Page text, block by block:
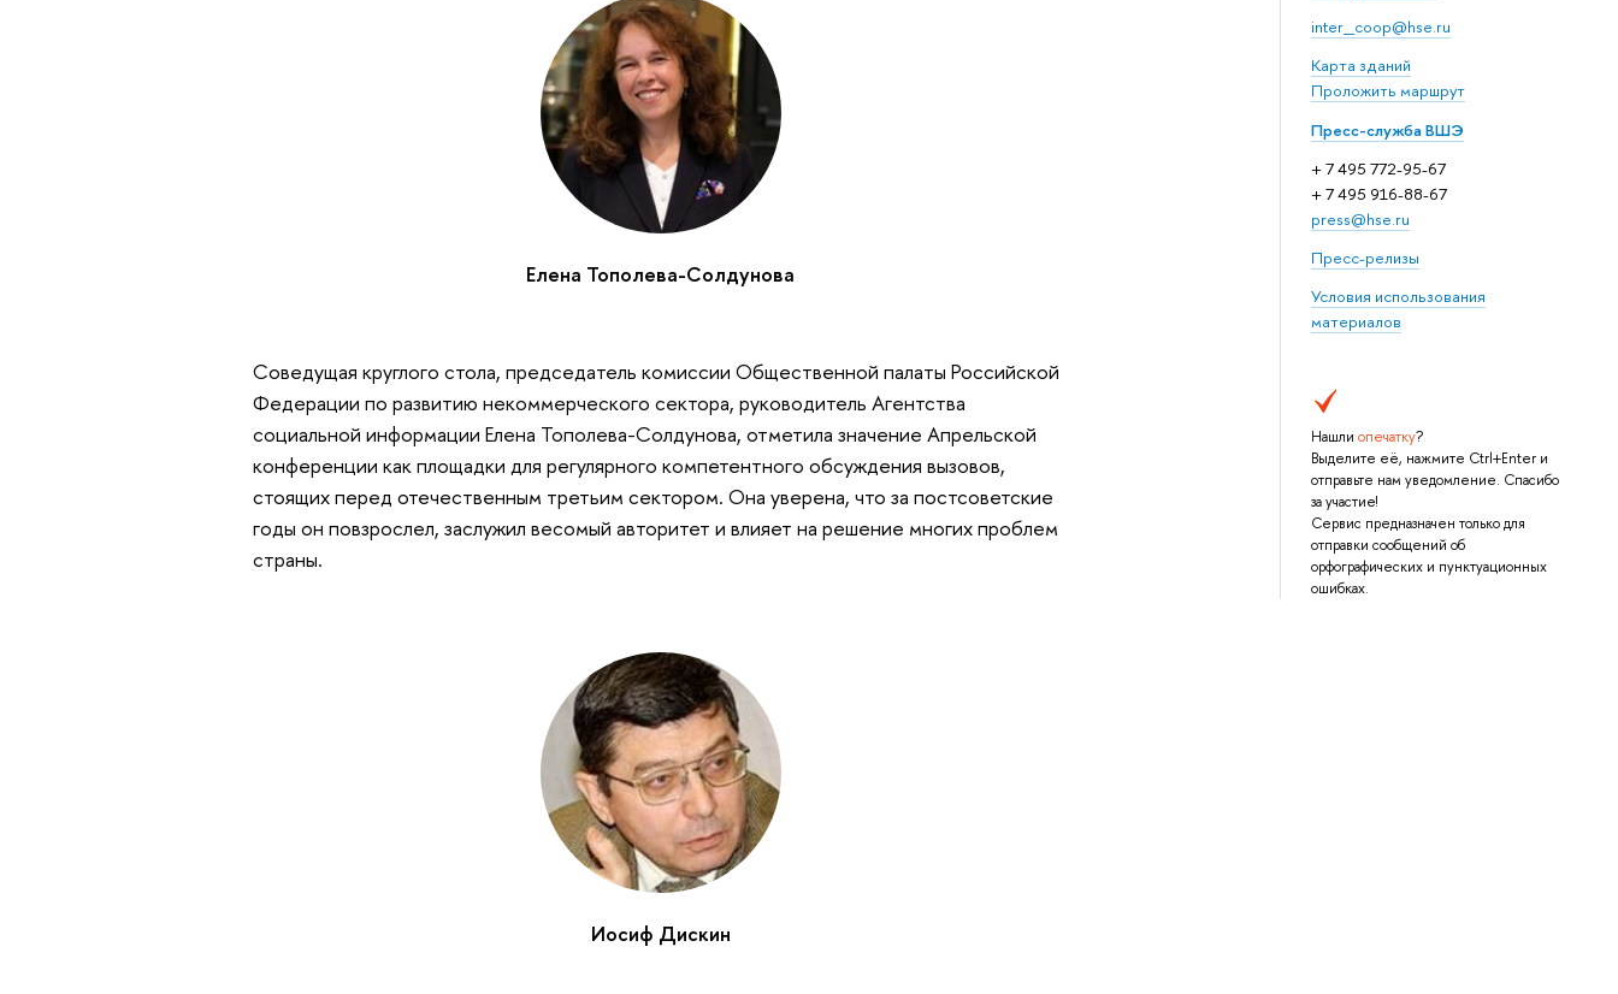
inter_coop@hse.ru
Карта зданий
Проложить маршрут
Пресс-служба ВШЭ
+ 7 495 772-95-67
+ 7 495 916-88-67
press@hse.ru
Пресс-релизы
Условия использования
материалов
Нашли опечатку?
Выделите её, нажмите Ctrl+Enter и
отправьте нам уведомление. Спасибо
за участие!
Сервис предназначен только для
отправки сообщений об
орфографических и пунктуационных
ошибках.
Елена Тополева-Солдунова
Соведущая круглого стола, председатель комиссии Общественной палаты Российской
Федерации по развитию некоммерческого сектора, руководитель Агентства
социальной информации Елена Тополева-Солдунова, отметила значение Апрельской
конференции как площадки для регулярного компетентного обсуждения вызовов,
стоящих перед отечественным третьим сектором. Она уверена, что за постсоветские
годы он повзрослел, заслужил весомый авторитет и влияет на решение многих проблем
страны.
Иосиф Дискин